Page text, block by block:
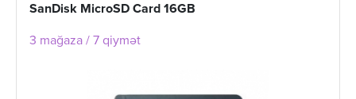
SanDisk MicroSD Card 16GB
3 mağaza / 7 qiymət